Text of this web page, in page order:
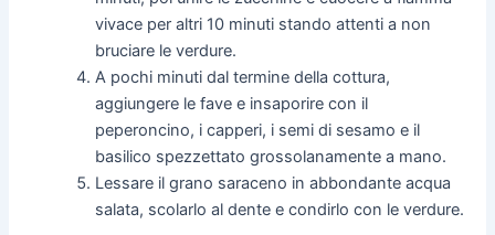
vivace per altri 10 minuti stando attenti a non
bruciare le verdure.
A pochi minuti dal termine della cottura,
aggiungere le fave e insaporire con il
peperoncino, i capperi, i semi di sesamo e il
basilico spezzettato grossolanamente a mano.
Lessare il grano saraceno in abbondante acqua
salata, scolarlo al dente e condirlo con le verdure.